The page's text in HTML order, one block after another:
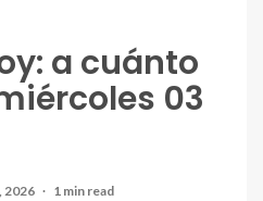
a cuánto
03
2026 1 min read